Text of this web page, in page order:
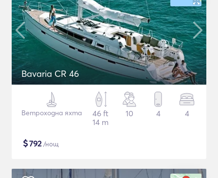
Bavaria CR 46
Ветроходна яхта
46 ft
14 m
10 4 4
$792/нощ